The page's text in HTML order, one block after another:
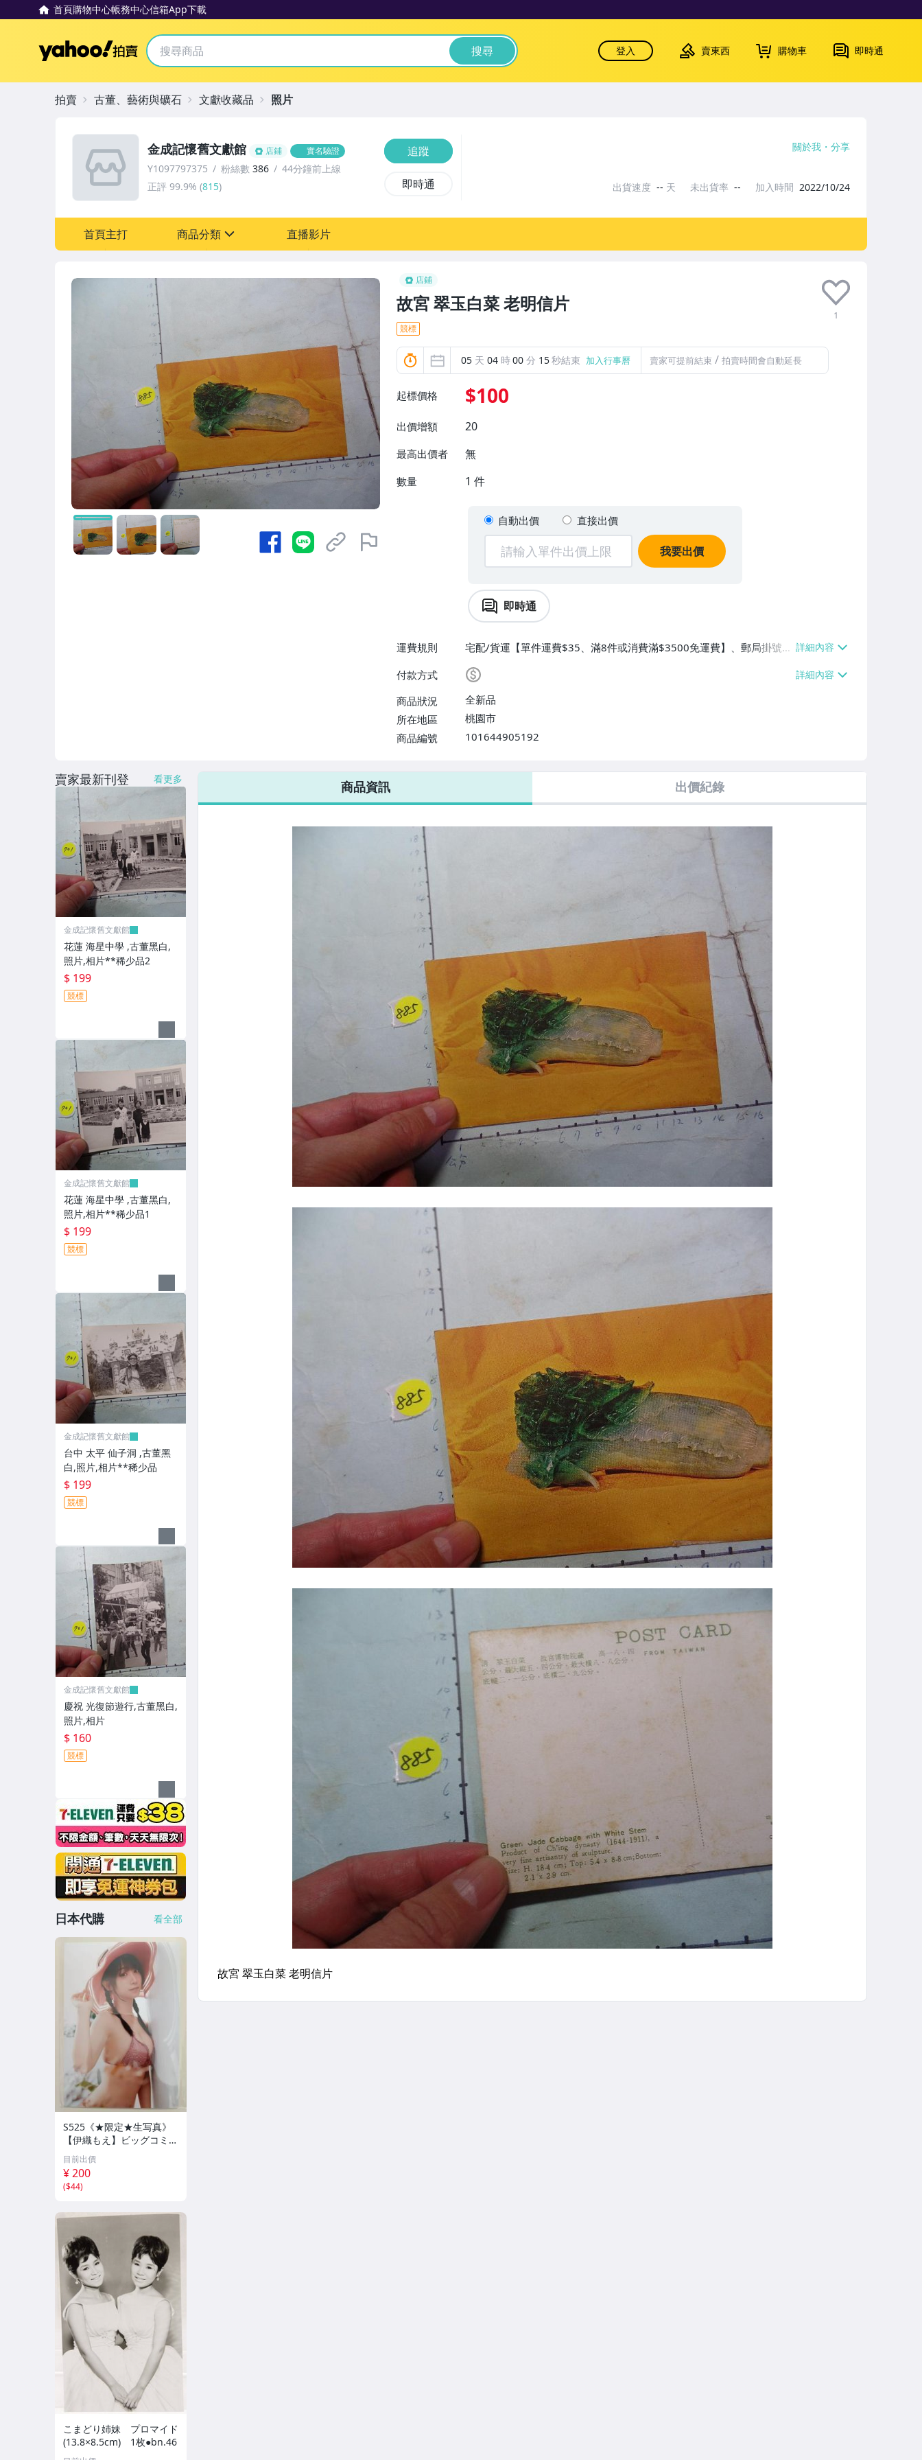
首頁購物中心帳務中心信箱App下載
Yahoo拍賣 搜尋 登入 賣東西 購物車 即時通
店鋪
故宮 翠玉白菜 老明信片
1
競標
05 天 04 時00 分 14秒結束 加入行事曆 賣家可提前結束 / 拍賣時間會自動延長
起標價格 $100
出價增額 20
最高出價者 無
數量 1 件
自動出價 直接出價
我要出價
即時通
運費規則
宅配/貨運【單件運費$35、滿8件或消費滿$3500免運費】、郵局掛號
【單件運費$35、滿8件或消費滿$3000免運費】
付款方式
商品狀況
全新品
所在地區
桃園市
商品編號
101644905192
金成記懷舊文獻館 店鋪 實名驗證
Y1097797375 粉絲數 386
44分鐘前上線
正評 99.9% (815)
追蹤
即時通
關於我 分享
出貨速度 -- 天 未出貨率 -- 加入時間 2022/10/24
首頁主打 商品分類 直播影片
拍賣 古董、藝術與礦石 文獻收藏品 照片
商品資訊 出價紀錄
賣家最新刊登 看更多
金成記懷舊文獻館
花蓮 海星中學 ,古董黑白,
照片,相片**稀少品2
$ 199
競標
金成記懷舊文獻館
花蓮 海星中學 ,古董黑白,
照片,相片**稀少品1
$ 199
競標
金成記懷舊文獻館
台中 太平 仙子洞 ,古董黑
白,照片,相片**稀少品
$ 199
競標
金成記懷舊文獻館
慶祝 光復節遊行,古董黑白,
照片,相片
$ 160
競標
日本代購 看全部
S525《★限定★生写真》
【伊織もえ】ビッグコミッ
クスピリッツ 2026年8月3
日号 ★セブンネット限定
特典★ ☆送料一律☆
目前出價
¥ 200
($44)
こまどり姉妹 プロマイド
(13.8×8.5cm) 1枚●bn.46